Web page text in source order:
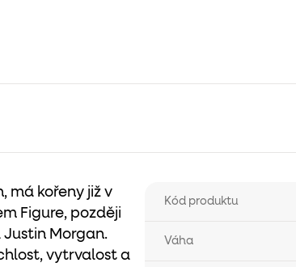
má kořeny již v
Figure, později
Morgan.
vytrvalost a
Kód produktu
Váha